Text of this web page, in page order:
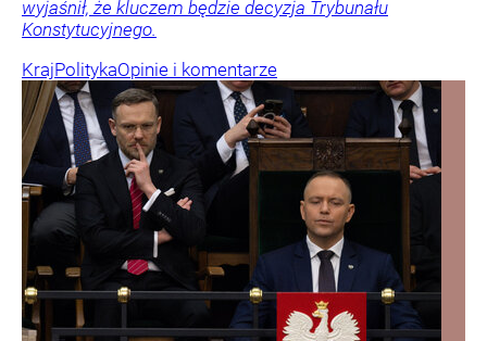
wyjaśnił, że kluczem będzie decyzja Trybunału
Konstytucyjnego.
KrajPolitykaOpinie i komentarze